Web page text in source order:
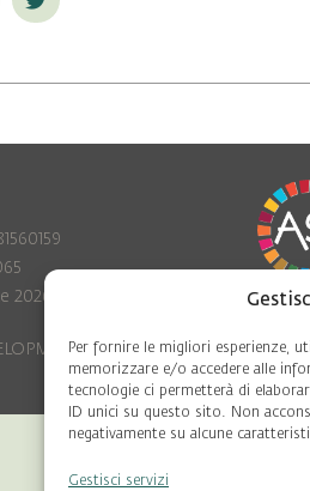
Per fornire le migliori esperienze,
memorizzare e/o accedere alle
tecnologie ci permetterà di
ID unici su questo sito. Non
negativamente su alcune
Gestisci servizi
2026
byLeftloft